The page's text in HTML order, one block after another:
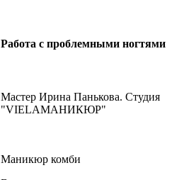
Работа с проблемными ногтями
Мастер Ирина Панькова. Студия
"VIELAМАНИКЮР"
Маникюр комби